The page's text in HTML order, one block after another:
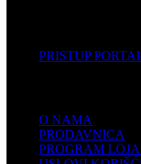
PRISTUP
O NAMA
PRODAVNICA
PROGRAM